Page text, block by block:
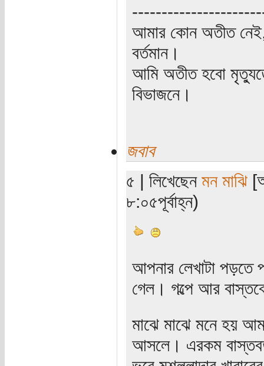
আমার কোন অতীত
বর্তমান।
আমি অতীত হবো
বিভাজনে।
জবাব
৫ | লিখেছেন মন মাঝি
৮:০৫পূর্বাহ্ন)
আপনার লেখাটা পড়তে
গেল। গল্পে আর
মাঝে মাঝে মনে হয়
আসলে। এরকম